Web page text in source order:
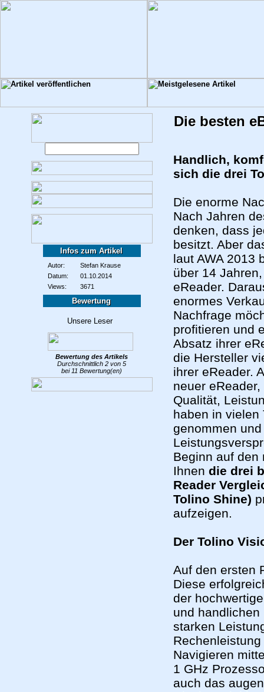
Infos zum Artikel
Autor:
Stefan Krause
Datum:
01.10.2014
Views:
3671
Bewertung
Bewertung des Artikels
Durchschnittlich 2 von 5
bei 11 Bewertung(en)
Die besten
Handlich,
sich die drei
Die enorme
Nach Jahren
denken, dass
besitzt. Aber
laut AWA 2013
über 14
eReader.
enormes
Nachfrage
profitieren und
Absatz ihrer
die Hersteller
ihrer eReader.
neuer
Qualität,
haben in vielen
genommen
Beginn auf den
Ihnendie drei
Reader
Tolino Shine)
aufzeigen.
Der Tolino
Auf den ersten
Diese
der
und
starken
Navigieren
1 GHz
auch das